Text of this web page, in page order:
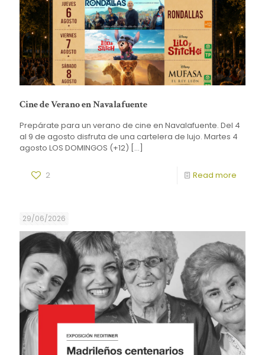
Cine de Verano en Navalafuente
Prepárate para un verano de cine en Navalafuente. Del 4
al 9 de agosto disfruta de una cartelera de lujo. Martes 4
agosto LOS DOMINGOS (+12) […]
2 Read more
29/06/2026